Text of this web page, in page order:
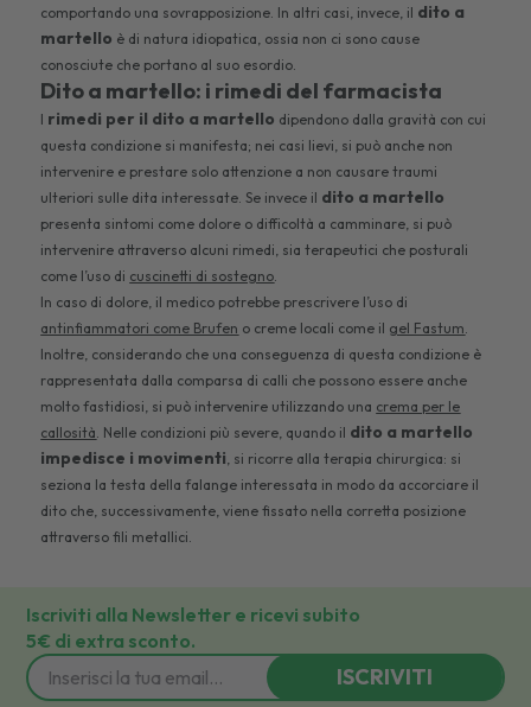
comportando una sovrapposizione. In altri casi, invece, il dito a
martello è di natura idiopatica, ossia non ci sono cause
conosciute che portano al suo esordio.
Dito a martello: i rimedi del farmacista
I rimedi per il dito a martello dipendono dalla gravità con cui
questa condizione si manifesta; nei casi lievi, si può anche non
intervenire e prestare solo attenzione a non causare traumi
ulteriori sulle dita interessate. Se invece il dito a martello
presenta sintomi come dolore o difficoltà a camminare, si può
intervenire attraverso alcuni rimedi, sia terapeutici che posturali
come l’uso di cuscinetti di sostegno.
In caso di dolore, il medico potrebbe prescrivere l’uso di
antinfiammatori come Brufen o creme locali come il gel Fastum.
Inoltre, considerando che una conseguenza di questa condizione è
rappresentata dalla comparsa di calli che possono essere anche
molto fastidiosi, si può intervenire utilizzando una crema per le
callosità. Nelle condizioni più severe, quando il dito a martello
impedisce i movimenti, si ricorre alla terapia chirurgica: si
seziona la testa della falange interessata in modo da accorciare il
dito che, successivamente, viene fissato nella corretta posizione
attraverso fili metallici.
Iscriviti alla Newsletter e ricevi subito
5€ di extra sconto.
ISCRIVITI